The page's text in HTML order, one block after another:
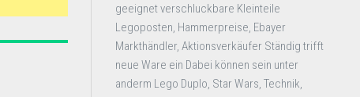
geeignet verschluckbare Kleinteile
Legoposten, Hammerpreise, Ebayer
Markthändler, Aktionsverkäufer Ständig trifft
neue Ware ein Dabei können sein unter
anderm Lego Duplo, Star Wars, Technik,